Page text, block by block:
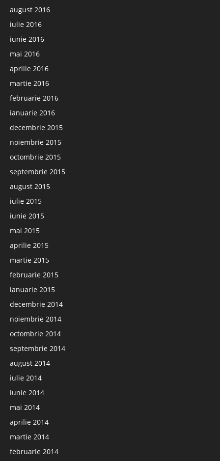
august 2016
iulie 2016
iunie 2016
mai 2016
aprilie 2016
martie 2016
februarie 2016
ianuarie 2016
decembrie 2015
noiembrie 2015
octombrie 2015
septembrie 2015
august 2015
iulie 2015
iunie 2015
mai 2015
aprilie 2015
martie 2015
februarie 2015
ianuarie 2015
decembrie 2014
noiembrie 2014
octombrie 2014
septembrie 2014
august 2014
iulie 2014
iunie 2014
mai 2014
aprilie 2014
martie 2014
februarie 2014